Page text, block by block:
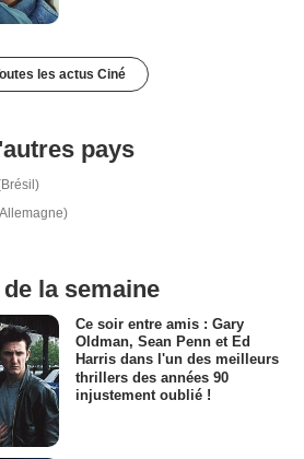
les actus Ciné
pays
la semaine
Ce soir entre amis : Gary
Oldman, Sean Penn et Ed
Harris dans l'un des meilleurs
thrillers des années 90
injustement oublié !